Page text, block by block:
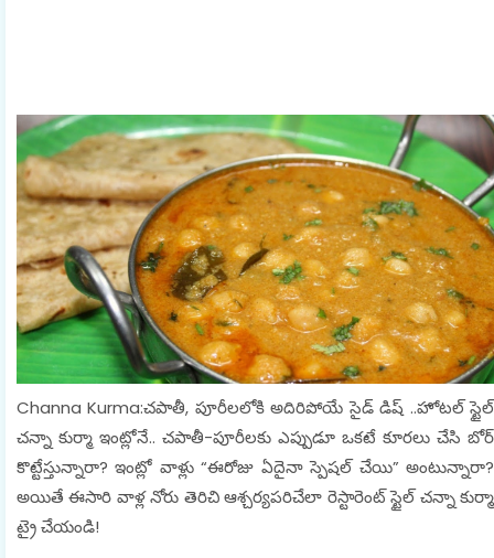
Channa Kurma:చపాతీ, పూరీలలోకి అదిరిపోయే సైడ్ డిష్ ..హోటల్ స్టైల్
చన్నా కుర్మా ఇంట్లోనే.. చపాతీ-పూరీలకు ఎప్పుడూ ఒకటే కూరలు చేసి బోర్
కొట్టేస్తున్నారా? ఇంట్లో వాళ్లు “ఈరోజు ఏదైనా స్పెషల్ చేయి” అంటున్నారా?
అయితే ఈసారి వాళ్ల నోరు తెరిచి ఆశ్చర్యపరిచేలా రెస్టారెంట్ స్టైల్ చన్నా కుర్మా
ట్రై చేయండి!